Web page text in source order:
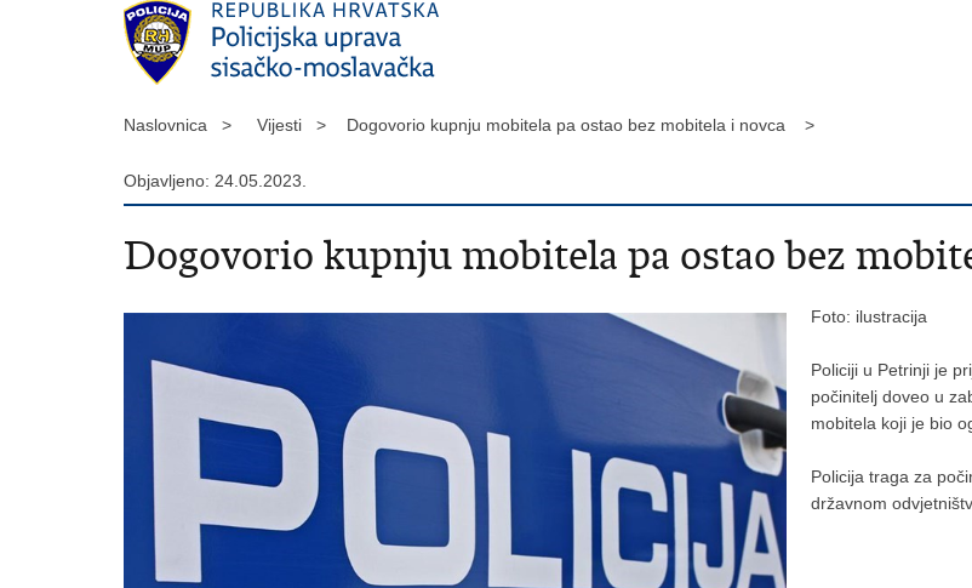
Naslovnica > Vijesti > Dogovorio kupnju mobitela pa ostao bez mobitela i novca >
Objavljeno: 24.05.2023.
Dogovorio kupnju mobitela pa ostao bez
Foto: ilustracija
Policiji u Petrinji je
počinitelj doveo u
mobitela koji je bio
Policija traga za
državnom